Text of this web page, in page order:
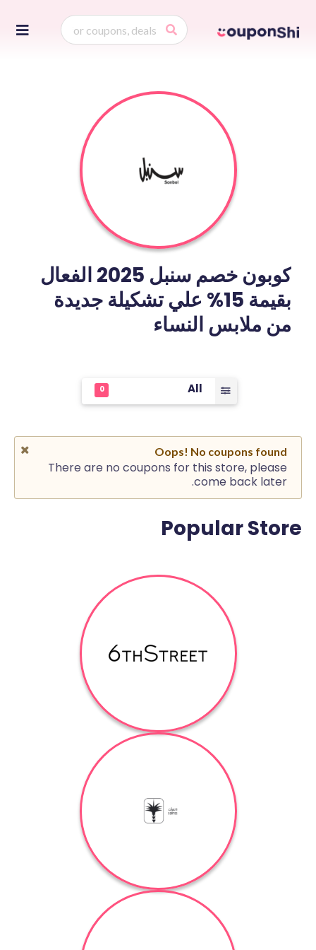
to
كوبون خصم سنبل 2025 الفعال
بقيمة 15% علي تشكيلة جديدة
من ملابس النساء
All
0
Oops! No coupons found
There are no coupons for this store, please
come back later.
Popular Store